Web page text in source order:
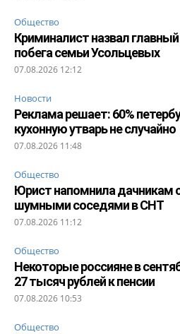
Общество
Криминалист назвал
побега семьи Усольцевых
07.08.2026 12:12
Новости
Реклама решает: 60%
кухонную утварь не случайно
07.08.2026 11:48
Общество
Юрист напомнила дачникам
шумными соседями в СНТ
07.08.2026 11:12
Общество
Некоторые россияне в
27 тысяч рублей к пенсии
07.08.2026 10:53
Общество